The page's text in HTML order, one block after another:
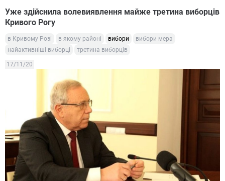
Уже здійснила волевиявлення майже третина виборців
Кривого Рогу
в Кривому Розі в якому районі вибори
вибори мера
найактивніші виборці
третина виборців
17/11/20